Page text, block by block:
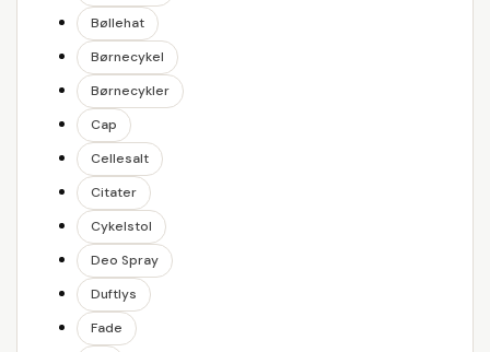
Bøllehat
Børnecykel
Børnecykler
Cap
Cellesalt
Citater
Cykelstol
Deo Spray
Duftlys
Fade